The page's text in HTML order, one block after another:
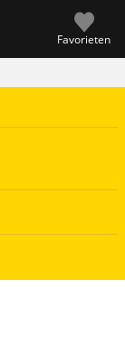
Favorieten